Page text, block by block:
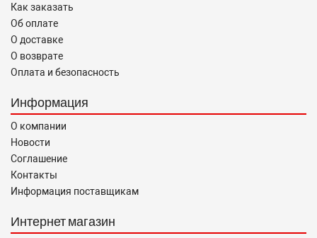
Как заказать
Об оплате
О доставке
О возврате
Оплата и безопасность
Информация
О компании
Новости
Соглашение
Контакты
Информация поставщикам
Интернет магазин